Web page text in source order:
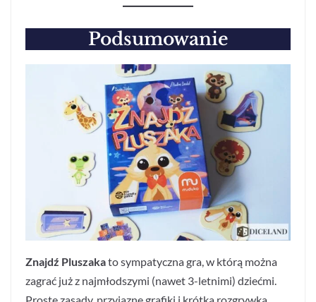
Podsumowanie
Znajdź Pluszakato sympatyczna gra, w którą można
zagrać już z najmłodszymi (nawet 3-letnimi) dziećmi.